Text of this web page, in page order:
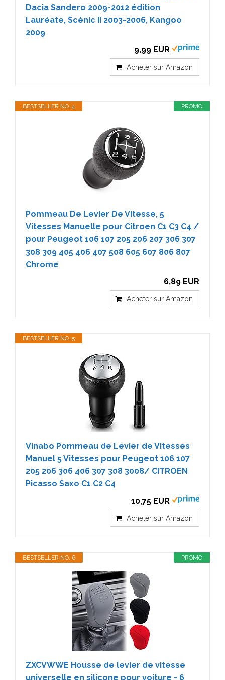
Dacia Sandero 2009-2012 édition
Lauréate, Scénic II 2003-2006, Kangoo
2009
9,99 EUR
Acheter sur Amazon
PROMO
BESTSELLER NO. 4
Pommeau De Levier De Vitesse, 5
Vitesses Manuelle pour Citroen C1 C3 C4 /
pour Peugeot 106 107 205 206 207 306 307
308 309 405 406 407 508 605 607 806 807
Chrome
6,89 EUR
Acheter sur Amazon
BESTSELLER NO. 5
Vinabo Pommeau de Levier de Vitesses
Manuel 5 Vitesses pour Peugeot 106 107
205 206 306 406 307 308 3008/ CITROEN
Picasso Saxo C1 C2 C4
10,75 EUR
Acheter sur Amazon
PROMO
BESTSELLER NO. 6
ZXCVWWE Housse de levier de vitesse
universelle en silicone pour voiture - 6